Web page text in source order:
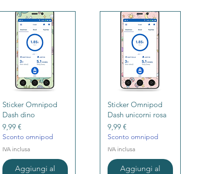
Vista rapida
Sticker Omnipod
Dash dino
Prezzo
9,99 €
Sconto omnipod
IVA inclusa
Aggiungi al
Vista rapida
Sticker Omnipod
Dash unicorni rosa
Prezzo
9,99 €
Sconto omnipod
IVA inclusa
Aggiungi al